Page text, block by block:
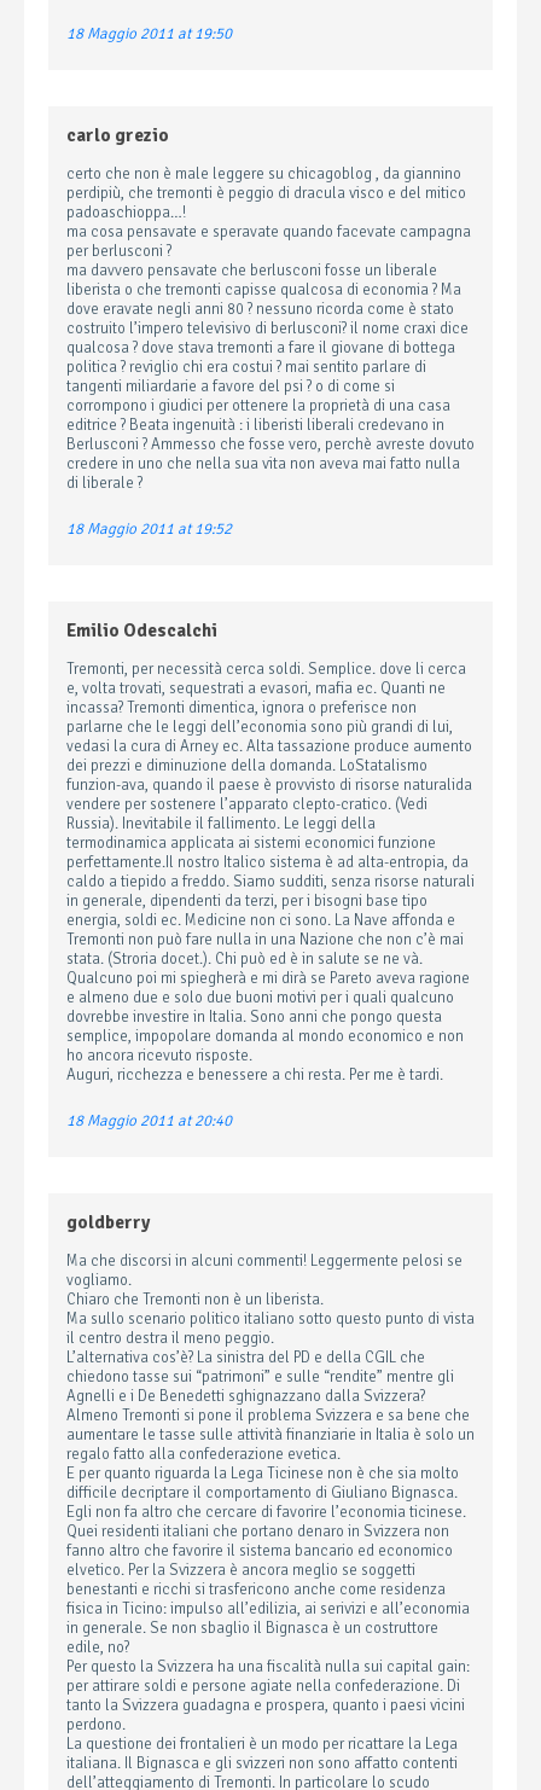
18 Maggio 2011 at 19:50
carlo grezio
certo che non è male leggere su chicagoblog , da giannino
perdipiù, che tremonti è peggio di dracula visco e del mitico
padoaschioppa…!
ma cosa pensavate e speravate quando facevate campagna
per berlusconi ?
ma davvero pensavate che berlusconi fosse un liberale
liberista o che tremonti capisse qualcosa di economia ? Ma
dove eravate negli anni 80 ? nessuno ricorda come è stato
costruito l’impero televisivo di berlusconi? il nome craxi dice
qualcosa ? dove stava tremonti a fare il giovane di bottega
politica ? reviglio chi era costui ? mai sentito parlare di
tangenti miliardarie a favore del psi ? o di come si
corrompono i giudici per ottenere la proprietà di una casa
editrice ? Beata ingenuità : i liberisti liberali credevano in
Berlusconi ? Ammesso che fosse vero, perchè avreste dovuto
credere in uno che nella sua vita non aveva mai fatto nulla
di liberale ?
18 Maggio 2011 at 19:52
Emilio Odescalchi
Tremonti, per necessità cerca soldi. Semplice. dove li cerca
e, volta trovati, sequestrati a evasori, mafia ec. Quanti ne
incassa? Tremonti dimentica, ignora o preferisce non
parlarne che le leggi dell’economia sono più grandi di lui,
vedasi la cura di Arney ec. Alta tassazione produce aumento
dei prezzi e diminuzione della domanda. LoStatalismo
funzion-ava, quando il paese è provvisto di risorse naturalida
vendere per sostenere l’apparato clepto-cratico. (Vedi
Russia). Inevitabile il fallimento. Le leggi della
termodinamica applicata ai sistemi economici funzione
perfettamente.Il nostro Italico sistema è ad alta-entropia, da
caldo a tiepido a freddo. Siamo sudditi, senza risorse naturali
in generale, dipendenti da terzi, per i bisogni base tipo
energia, soldi ec. Medicine non ci sono. La Nave affonda e
Tremonti non può fare nulla in una Nazione che non c’è mai
stata. (Stroria docet.). Chi può ed è in salute se ne và.
Qualcuno poi mi spiegherà e mi dirà se Pareto aveva ragione
e almeno due e solo due buoni motivi per i quali qualcuno
dovrebbe investire in Italia. Sono anni che pongo questa
semplice, impopolare domanda al mondo economico e non
ho ancora ricevuto risposte.
Auguri, ricchezza e benessere a chi resta. Per me è tardi.
18 Maggio 2011 at 20:40
goldberry
Ma che discorsi in alcuni commenti! Leggermente pelosi se
vogliamo.
Chiaro che Tremonti non è un liberista.
Ma sullo scenario politico italiano sotto questo punto di vista
il centro destra il meno peggio.
L’alternativa cos’è? La sinistra del PD e della CGIL che
chiedono tasse sui “patrimoni” e sulle “rendite” mentre gli
Agnelli e i De Benedetti sghignazzano dalla Svizzera?
Almeno Tremonti si pone il problema Svizzera e sa bene che
aumentare le tasse sulle attività finanziarie in Italia è solo un
regalo fatto alla confederazione evetica.
E per quanto riguarda la Lega Ticinese non è che sia molto
difficile decriptare il comportamento di Giuliano Bignasca.
Egli non fa altro che cercare di favorire l’economia ticinese.
Quei residenti italiani che portano denaro in Svizzera non
fanno altro che favorire il sistema bancario ed economico
elvetico. Per la Svizzera è ancora meglio se soggetti
benestanti e ricchi si trasfericono anche come residenza
fisica in Ticino: impulso all’edilizia, ai serivizi e all’economia
in generale. Se non sbaglio il Bignasca è un costruttore
edile, no?
Per questo la Svizzera ha una fiscalità nulla sui capital gain:
per attirare soldi e persone agiate nella confederazione. Di
tanto la Svizzera guadagna e prospera, quanto i paesi vicini
perdono.
La questione dei frontalieri è un modo per ricattare la Lega
italiana. Il Bignasca e gli svizzeri non sono affatto contenti
dell’atteggiamento di Tremonti. In particolare lo scudo